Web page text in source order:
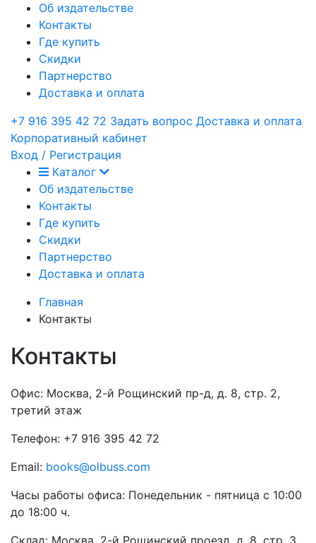
Об издательстве
Контакты
Где купить
Скидки
Партнерство
Доставка и оплата
+7 916 395 42 72 Задать вопрос Доставка и оплата
Корпоративный кабинет
Вход / Регистрация
Каталог
Об издательстве
Контакты
Где купить
Скидки
Партнерство
Доставка и оплата
Главная
Контакты
Контакты
Офис: Москва, 2-й Рощинский пр-д, д. 8, стр. 2,
третий этаж
Телефон: +7 916 395 42 72
Email: books@olbuss.com
Часы работы офиса: Понедельник - пятница с 10:00
до 18:00 ч.